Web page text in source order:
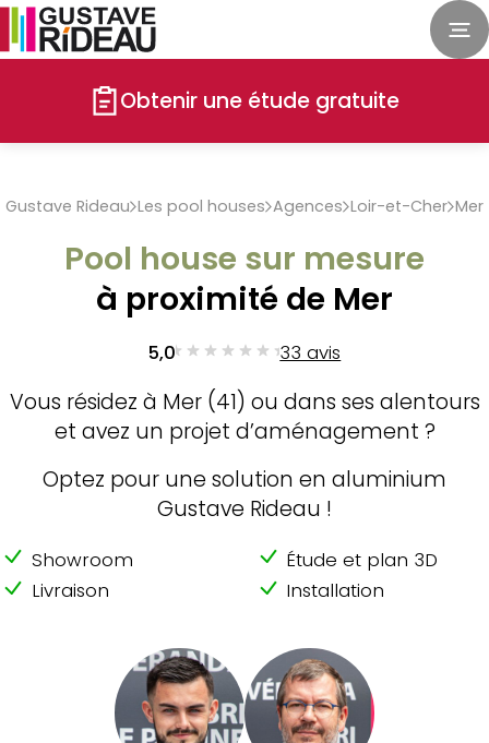
Obtenir une étude gratuite
Gustave Rideau Les pool houses Agences Loir-et-Cher Mer
Pool house sur mesure
à proximité de Mer
5,0 33 avis
Vous résidez à Mer (41) ou dans ses alentours
et avez un projet d’aménagement ?
Optez pour une solution en aluminium
Gustave Rideau !
Showroom
Étude et plan 3D
Livraison
Installation